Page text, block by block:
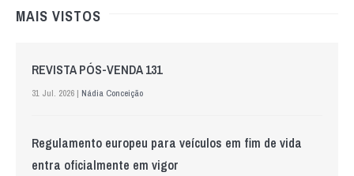
MAIS VISTOS
REVISTA PÓS-VENDA 131
31 Jul. 2026 | Nádia Conceição
Regulamento europeu para veículos em fim de vida
entra oficialmente em vigor